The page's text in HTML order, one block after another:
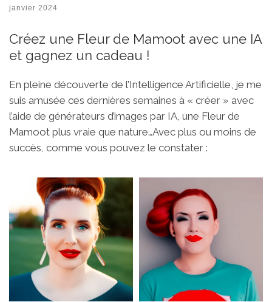
janvier 2024
Créez une Fleur de Mamoot avec une IA
et gagnez un cadeau !
En pleine découverte de l’Intelligence Artificielle, je me
suis amusée ces dernières semaines à « créer » avec
l’aide de générateurs d’images par IA, une Fleur de
Mamoot plus vraie que nature…Avec plus ou moins de
succès, comme vous pouvez le constater :